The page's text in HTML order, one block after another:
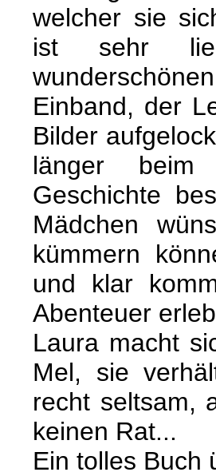
welcher sie
ist sehr
Einband, der
Bilder
länger
Geschichte
Mädchen
kümmern
und klar
Abenteuer
Laura macht
Mel, sie
recht seltsam,
keinen Rat...
Ein tolles Buch